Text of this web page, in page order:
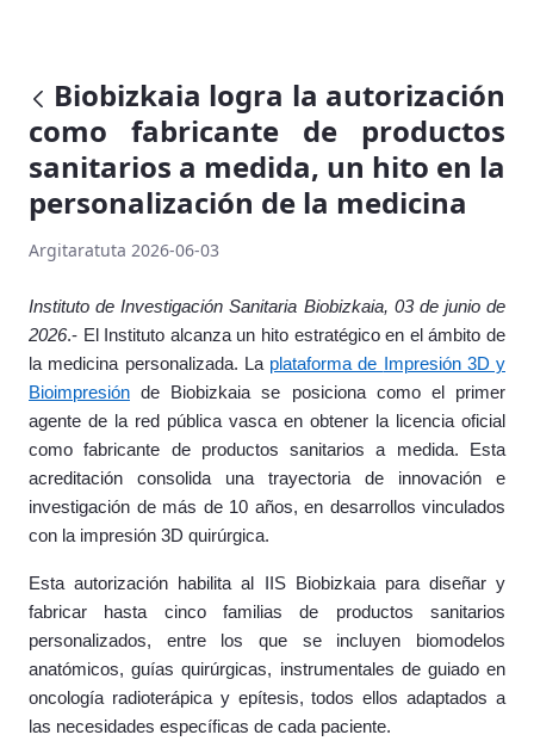
Biobizkaia logra la autorización
como fabricante de productos
sanitarios a medida, un hito en la
personalización de la medicina
Argitaratuta 2026-06-03
Instituto de Investigación Sanitaria Biobizkaia, 03 de junio de
2026.- El Instituto alcanza un hito estratégico en el ámbito de
la medicina personalizada. La plataforma de
Impresión 3D y
Bioimpresión de Biobizkaia se posiciona comoel primer
agente de la red pública vasca en obtener la licencia oficial
como fabricante de productos sanitarios a medida. Esta
acreditación consolida una trayectoria de innovación e
investigación de más de 10 años, en desarrollos vinculados
con la impresión 3D quirúrgica.
Esta autorización habilita al IIS Biobizkaia para diseñar y
fabricar hasta cinco familias de productos sanitarios
personalizados, entre los que se incluyen biomodelos
anatómicos, guías quirúrgicas, instrumentales de guiado en
oncología radioterápica y epítesis, todos ellos adaptados a
las necesidades específicas de cada paciente.